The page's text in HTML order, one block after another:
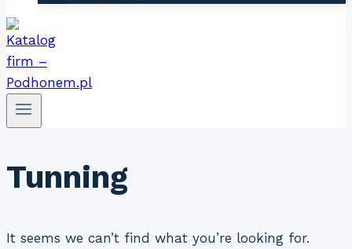
Tunning
It seems we can’t find what you’re looking for.